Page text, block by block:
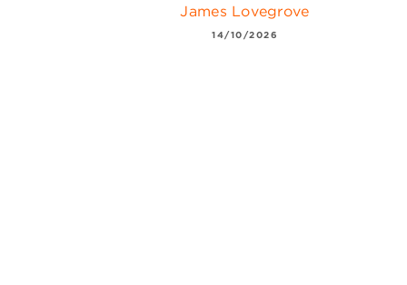
James Lovegrove
14/10/2026